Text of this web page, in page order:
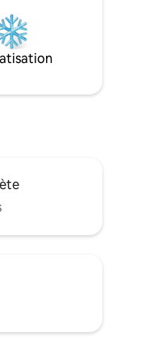
d'un
moderne au
un
de haute